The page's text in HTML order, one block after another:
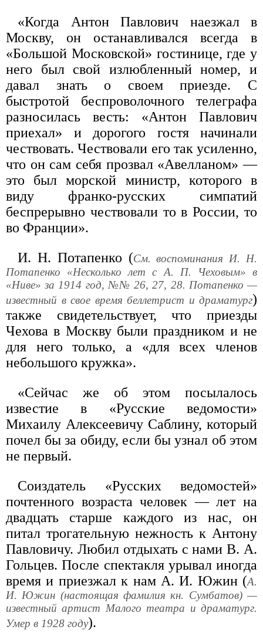
«Когда Антон Павлович наезжал в
Москву, он останавливался всегда в
«Большой Московской» гостинице, где у
него был свой излюбленный номер, и
давал знать о своем приезде. С
быстротой беспроволочного телеграфа
разносилась весть: «Антон Павлович
приехал» и дорогого гостя начинали
чествовать. Чествовали его так усиленно,
что он сам себя прозвал «Авелланом» —
это был морской министр, которого в
виду франко-русских симпатий
беспрерывно чествовали то в России, то
во Франции».
И. Н. Потапенко (См. воспоминания И. Н.
Потапенко «Несколько лет с А. П. Чеховым» в
«Ниве» за 1914 год, №№ 26, 27, 28. Потапенко —
известный в свое время беллетрист и драматург)
также свидетельствует, что приезды
Чехова в Москву были праздником и не
для него только, а «для всех членов
небольшого кружка».
«Сейчас же об этом посылалось
известие в «Русские ведомости»
Михаилу Алексеевичу Саблину, который
почел бы за обиду, если бы узнал об этом
не первый.
Соиздатель «Русских ведомостей»
почтенного возраста человек — лет на
двадцать старше каждого из нас, он
питал трогательную нежность к Антону
Павловичу. Любил отдыхать с нами В. А.
Гольцев. После спектакля урывал иногда
время и приезжал к нам А. И. Южин (А.
И. Южин (настоящая фамилия кн. Сумбатов) —
известный артист Малого театра и драматург.
Умер в 1928 году).